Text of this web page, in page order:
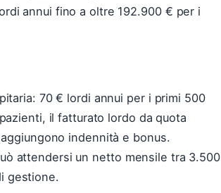
annui fino a oltre 192.900 € per i
70 € lordi annui per i primi 500
il fatturato lordo da quota
indennità e bonus.
attendersi un netto mensile tra 3.500
gestione.